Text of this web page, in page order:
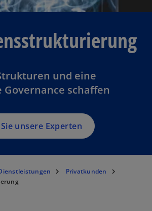
und eine
Governance schaffen
unsere Experten
Privatkunden